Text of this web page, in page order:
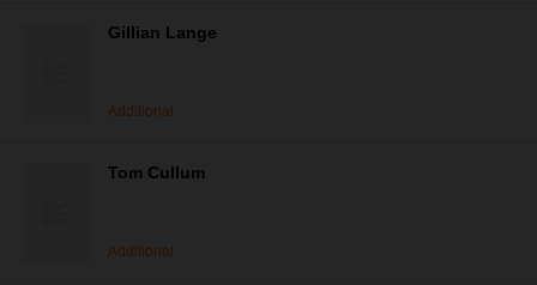
Gillian Lange
Additional
Tom Cullum
Additional